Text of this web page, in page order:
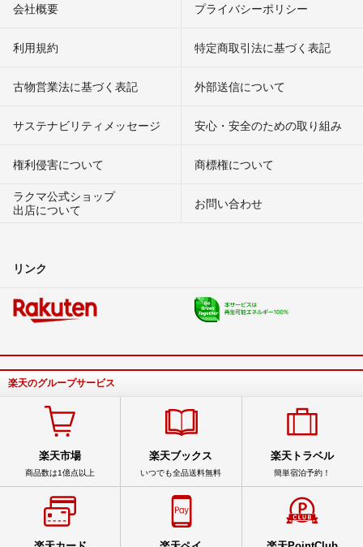
会社概要 プライバシーポリシー
利用規約 特定商取引法に基づく表記
古物営業法に基づく表記 外部送信について
サステナビリティメッセージ 安心・安全のための取り組み
権利侵害について
商標権について
ラクマ公式ショップ
出店について
お問い合わせ
リンク
楽天のグループサービス
楽天市場
商品数は1億点以上
楽天ブックス
いつでも全品送料無料
楽天トラベル
簡単宿泊予約！